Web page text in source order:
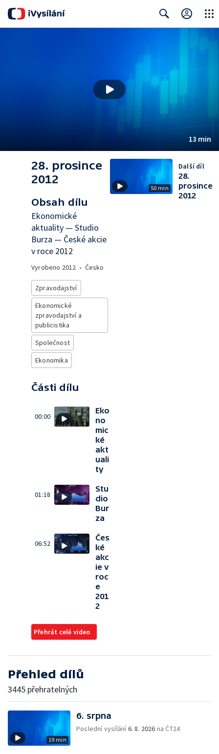
13 min
28. prosince
2012
Obsah dílu
Ekonomické
aktuality — Studio
Burza — České akcie
v roce 2012
Vyrobeno 2012 • Česko
Zpravodajství
Ekonomické
zpravodajství a
publicistika
Společnost
Ekonomika
Části dílu
00:00
Eko
no
mic
ké
akt
uali
ty
01:18
Stu
dio
Bur
za
06:52
Čes
ké
akc
ie v
roc
e
201
2
Přehrát celé video
50 min
Další díl
28.
prosince
2012
Přehled dílů
3445 přehratelných
19 min
6. srpna
Poslední vysílání6. 8. 2026 na ČT24